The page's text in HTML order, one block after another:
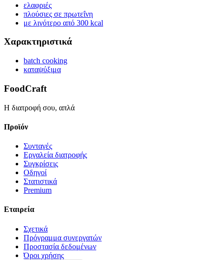
ελαφριές
πλούσιες σε πρωτεΐνη
με λιγότερο από 300 kcal
Χαρακτηριστικά
batch cooking
καταψύξιμα
FoodCraft
Η διατροφή σου, απλά
Προϊόν
Συνταγές
Εργαλεία διατροφής
Συγκρίσεις
Οδηγοί
Στατιστικά
Premium
Εταιρεία
Σχετικά
Πρόγραμμα συνεργατών
Προστασία δεδομένων
Όροι χρήσης